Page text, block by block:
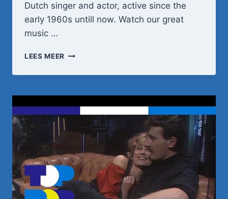
Dutch singer and actor, active since the
early 1960s untill now. Watch our great
music …
LEES MEER ROB
NIJS
HOU
ME
VAST
(WANT
–
SPECIAL
ROB
DE